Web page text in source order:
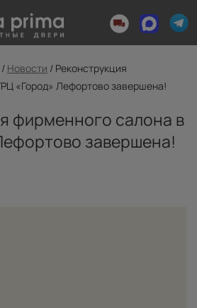
/ Новости / Реконструкция
«Город» Лефортово завершена!
фирменного салона в
завершена!